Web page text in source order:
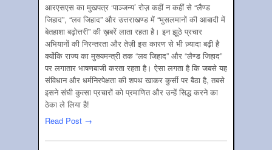
आरएसएस का मुखपत्र ‘पाञ्जन्य’ रोज़ कहीं न कहीं से “लैण्ड
जिहाद”, “लव जिहाद” और उत्तराखण्ड में “मुसलमानों की आबादी में
बेतहाशा बढ़ोत्तरी” की ख़बरें लाता रहता है। इन झूठे प्रचार
अभियानों की निरन्तरता और तेज़ी इस कारण से भी ज़्यादा बढ़ी है
क्योंकि राज्य का मुख्यमन्त्री तक “लव जिहाद” और “लैण्ड जिहाद”
पर लगातार भाषणबाजी करता रहता है। ऐसा लगता है कि जबसे यह
संविधान और धर्मनिरपेक्षता की शपथ खाकर कुर्सी पर बैठा है, तबसे
इसने संघी कुत्सा प्रचारों को प्रमाणित और उन्हें सिद्ध करने का
ठेका ले लिया है!
Read Post →